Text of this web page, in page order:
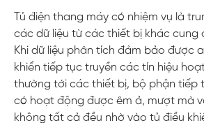
Tủ điện thang máy có nhiệm vụ là
các dữ liệu từ các thiết bị khác cung
Khi dữ liệu phân tích đảm bảo được
khiển tiếp tục truyền các tín hiệu
thường tới các thiết bị, bộ phận tiếp
có hoạt động được êm ả, mượt mà
không tất cả đều nhờ vào tủ điều